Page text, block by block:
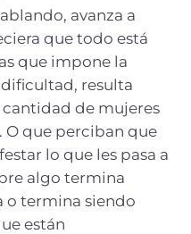
avanza a
que todo está
que impone la
resulta
de mujeres
O que perciban que
lo que les pasa a
algo termina
o termina siendo
están